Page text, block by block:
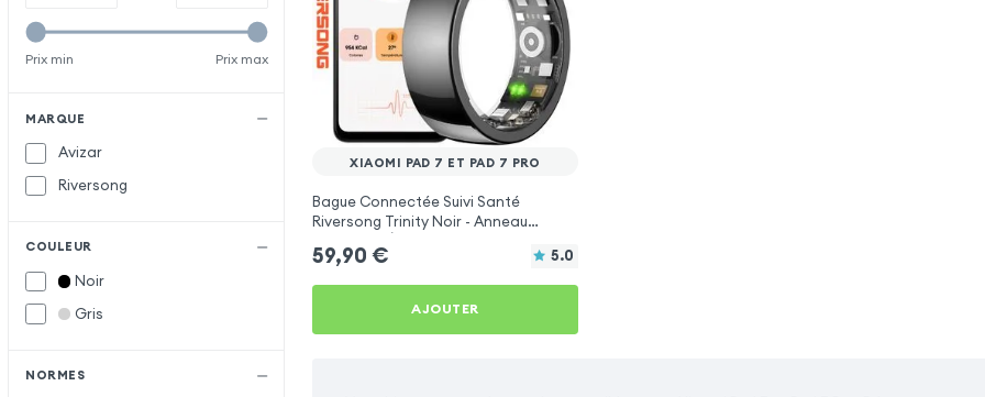
Prix min Prix max
MARQUE
Avizar
Riversong
COULEUR
Noir
Gris
NORMES
XIAOMI PAD 7 ET PAD 7 PRO
Bague Connectée Suivi Santé
Riversong Trinity Noir - Anneau
59,90 € 5.0
AJOUTER